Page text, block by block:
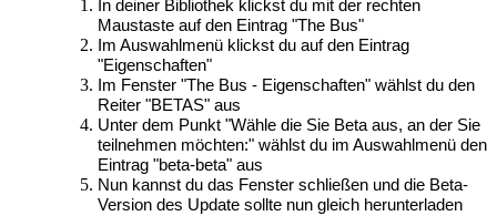
In deiner Bibliothek klickst du mit der rechten
Maustaste auf den Eintrag "The Bus"
Im Auswahlmenü klickst du auf den Eintrag
"Eigenschaften"
Im Fenster "The Bus - Eigenschaften" wählst du den
Reiter "BETAS" aus
Unter dem Punkt "Wähle die Sie Beta aus, an der Sie
teilnehmen möchten:" wählst du im Auswahlmenü den
Eintrag "beta-beta" aus
Nun kannst du das Fenster schließen und die Beta-
Version des Update sollte nun gleich herunterladen